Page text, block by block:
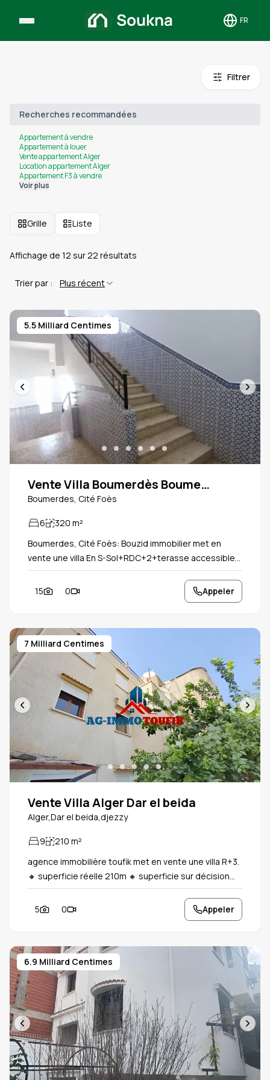
FR
Toggle
Filtrer
Recherches recommandées
Appartement à vendre
Appartement à louer
Vente appartement Alger
Location appartement Alger
Appartement F3 à vendre
Voir plus
Liste
Grille
Affichage de 12 sur22 résultats
Trier par : Plus récent
5.5 Milliard Centimes
Vente Villa Boumerdès Boumerdes
Boumerdes, Cité Foès
6 320 m²
Boumerdes, Cité Foès: Bouzid immobilier met en
vente une villa En S-Sol+RDC+2+terasse accessible,
Bâtis 100/188M², La villa Contient= - Sous-Sol: 100 M²
pour 04 ou 05 Voiture - RDC: Cour et petit jardin, -
RDC surélevé: Appartement F3 de 100M², - 1er étage
accessible, Papiers en règle: acte de propriété
notarié + Livret foncier + Certificat de conformité
15 0 Appeler
7 Milliard Centimes
Vente Villa Alger Dar el beida
Alger,Dar el beida,djezzy
9 210 m²
agence immobilière toufik met en vente une villa R+3.
🔸 superficie réelle 210m 🔸 superficie sur décision
160m 🔸 rez-de-chaussée : jardin + garage + cuisine
+ 3 pièces + sanitaire 🔸 1er étage 4 chambres +
sanitaire 🔸 2ème étage 4 pieces + sanitaire 🔸 3ème
prix 7 milliards 🔸 cartier très calme résidentiel ( city la
base)
5 0 Appeler
6.9 Milliard Centimes